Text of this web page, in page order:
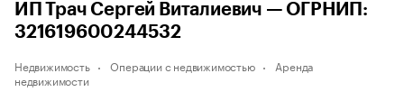
ИП Трач Сергей Виталиевич — ОГРНИП:
321619600244532
Недвижимость Операции с недвижимостью
Аренда
недвижимости